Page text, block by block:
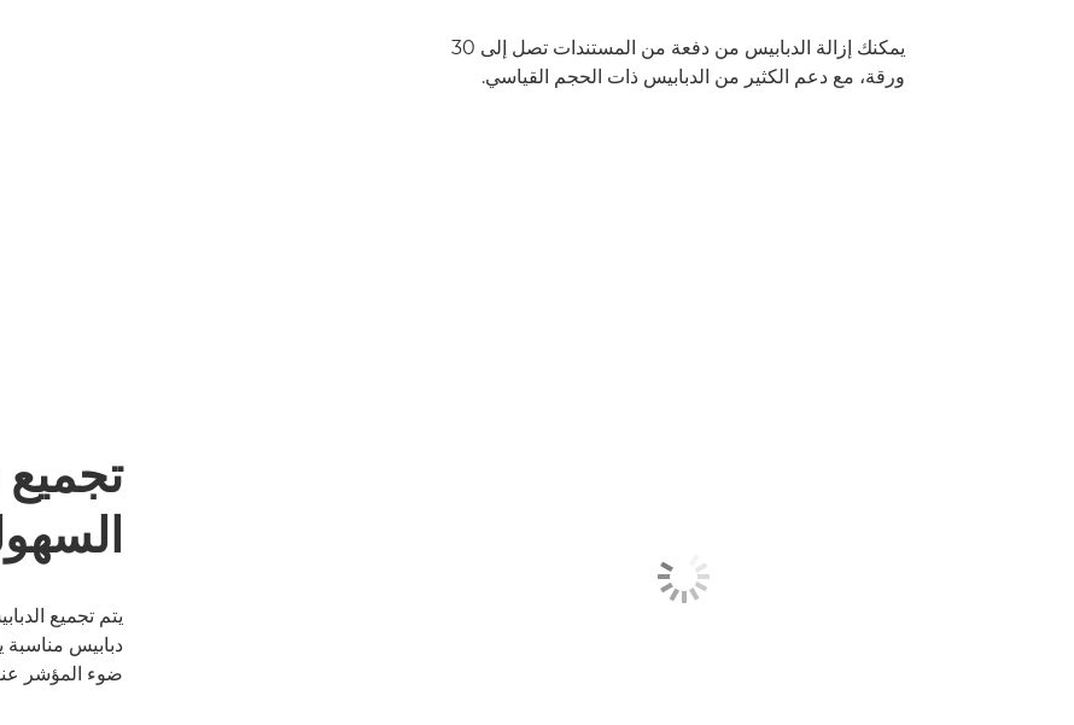
يمكنك إزالة الدبابيس من دفعة من المستندات تصل إلى 30
ورقة، مع دعم الكثير من الدبابيس ذات الحجم القياسي.
يتم تجميع
ضوء المؤشر